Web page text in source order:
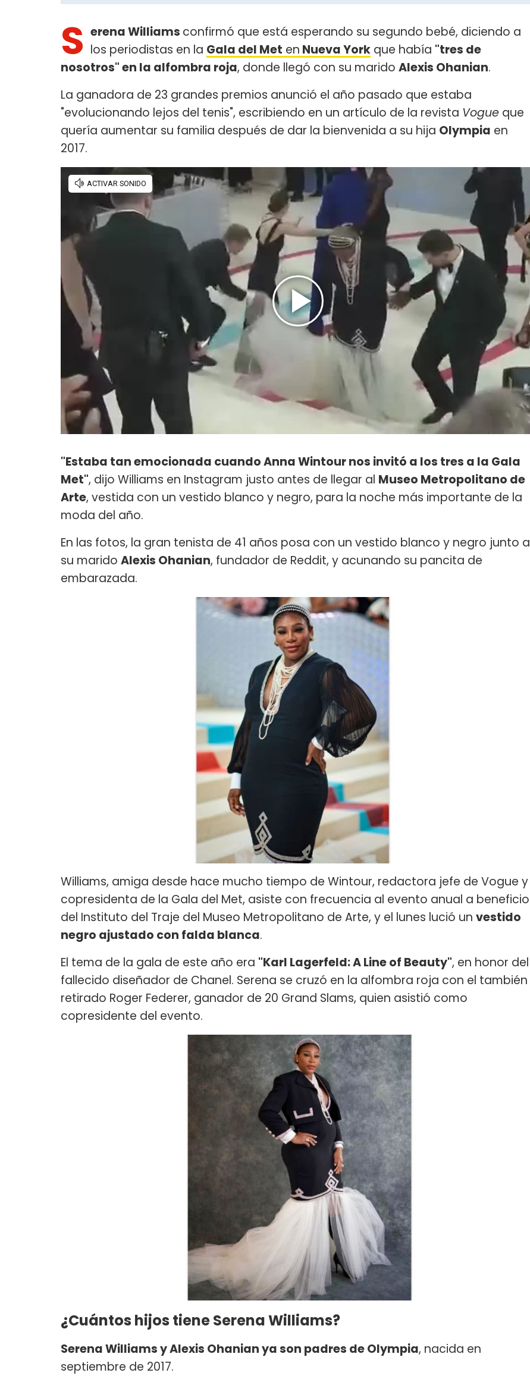
S erena Williams confirmó que está esperando su segundo bebé, diciendo a
los periodistas en la Gala del Met en Nueva York que había "tres de
nosotros" en la alfombra roja, donde llegó con su marido Alexis Ohanian.
La ganadora de 23 grandes premios anunció el año pasado que estaba
"evolucionando lejos del tenis", escribiendo en un artículo de la revista Vogue que
quería aumentar su familia después de dar la bienvenida a su hija Olympia en
2017.
"Estaba tan emocionada cuando Anna Wintour nos invitó a los tres a la Gala
Met", dijo Williams en Instagram justo antes de llegar al Museo Metropolitano de
Arte, vestida con un vestido blanco y negro, para la noche más importante de la
moda del año.
En las fotos, la gran tenista de 41 años posa con un vestido blanco y negro junto a
su marido Alexis Ohanian, fundador de Reddit, y acunando su pancita de
embarazada.
Williams, amiga desde hace mucho tiempo de Wintour, redactora jefe de Vogue y
copresidenta de la Gala del Met, asiste con frecuencia al evento anual a beneficio
del Instituto del Traje del Museo Metropolitano de Arte, y el lunes lució un vestido
negro ajustado con falda blanca.
El tema de la gala de este año era "Karl Lagerfeld: A Line of Beauty", en honor del
fallecido diseñador de Chanel. Serena se cruzó en la alfombra roja con el también
retirado Roger Federer, ganador de 20 Grand Slams, quien asistió como
copresidente del evento.
¿Cuántos hijos tiene Serena Williams?
Serena Williams y Alexis Ohanian ya son padres de Olympia, nacida en
septiembre de 2017.